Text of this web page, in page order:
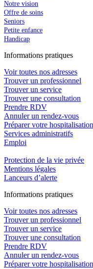
Notre vision
Offre de soins
Seniors
Petite enfance
Handicap
Informations pratiques
Voir toutes nos adresses
Trouver un professionnel
Trouver un service
Trouver une consultation
Prendre RDV
Annuler un rendez-vous
Préparer votre hospitalisation
Services administratifs
Emploi​
Protection de la vie privée
Mentions légales
Lanceurs d’alerte
Informations pratiques
Voir toutes nos adresses
Trouver un professionnel
Trouver un service
Trouver une consultation
Prendre RDV
Annuler un rendez-vous
Préparer votre hospitalisation